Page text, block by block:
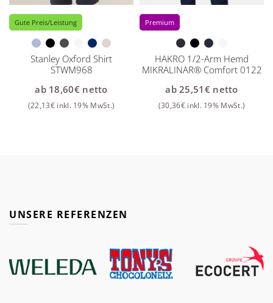
Gute Preis/Leistung
Stanley Oxford Shirt
STWM968
ab 18,60€netto
(22,13€ inkl. 19% MwSt.)
Premium
HAKRO 1/2-Arm Hemd
MIKRALINAR® Comfort 0122
ab25,51 €netto
(30,36€ inkl. 19% MwSt.)
UNSERE REFERENZEN